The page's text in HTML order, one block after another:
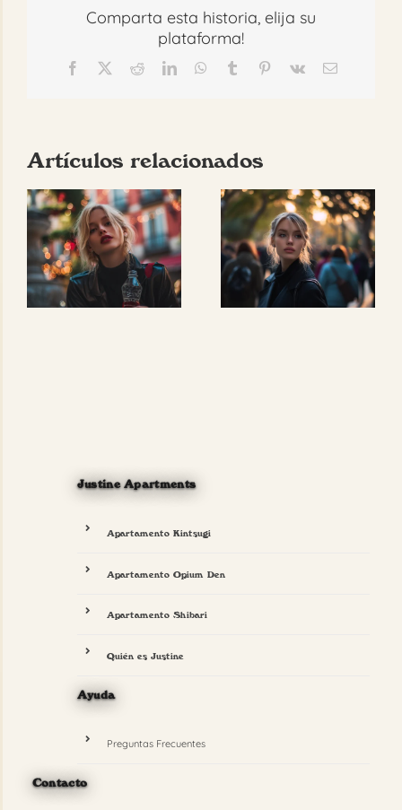
Comparta esta historia, elija su
plataforma!
Facebook RedditLinkedInWhatsApp
Tumblr Pinterest
Vk
Correo
Artículos relacionados
Justine Apartments
Apartamento Kintsugi
Apartamento Opium Den
Apartamento Shibari
Quién es Justine
Ayuda
Preguntas Frecuentes
Contacto